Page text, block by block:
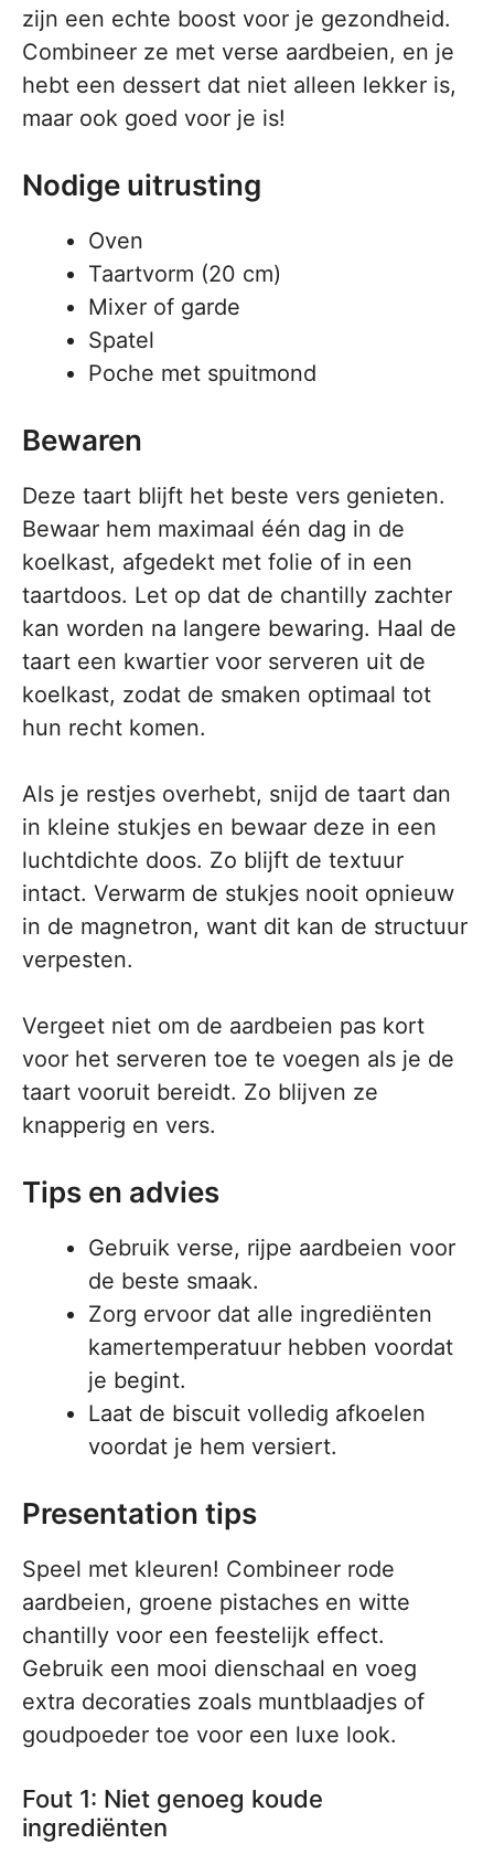
zijn een echte boost voor je gezondheid.
Combineer ze met verse aardbeien, en je
hebt een dessert dat niet alleen lekker is,
maar ook goed voor je is!
Nodige uitrusting
Oven
Taartvorm (20 cm)
Mixer of garde
Spatel
Poche met spuitmond
Bewaren
Deze taart blijft het beste vers genieten.
Bewaar hem maximaal één dag in de
koelkast, afgedekt met folie of in een
taartdoos. Let op dat de chantilly zachter
kan worden na langere bewaring. Haal de
taart een kwartier voor serveren uit de
koelkast, zodat de smaken optimaal tot
hun recht komen.
Als je restjes overhebt, snijd de taart dan
in kleine stukjes en bewaar deze in een
luchtdichte doos. Zo blijft de textuur
intact. Verwarm de stukjes nooit opnieuw
in de magnetron, want dit kan de structuur
verpesten.
Vergeet niet om de aardbeien pas kort
voor het serveren toe te voegen als je de
taart vooruit bereidt. Zo blijven ze
knapperig en vers.
Tips en advies
Gebruik verse, rijpe aardbeien voor
de beste smaak.
Zorg ervoor dat alle ingrediënten
kamertemperatuur hebben voordat
je begint.
Laat de biscuit volledig afkoelen
voordat je hem versiert.
Presentation tips
Speel met kleuren! Combineer rode
aardbeien, groene pistaches en witte
chantilly voor een feestelijk effect.
Gebruik een mooi dienschaal en voeg
extra decoraties zoals muntblaadjes of
goudpoeder toe voor een luxe look.
Fout 1: Niet genoeg koude
ingrediënten